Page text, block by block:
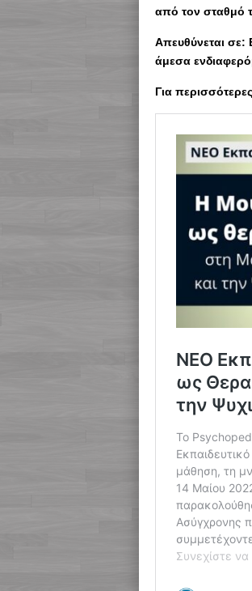
από τον σταθμό
Απευθύνεται σε:
άμεσα
Για